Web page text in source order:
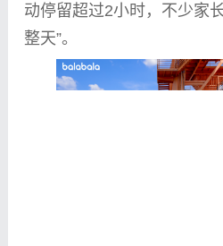
动停留超过2小时，不少家
整天”。